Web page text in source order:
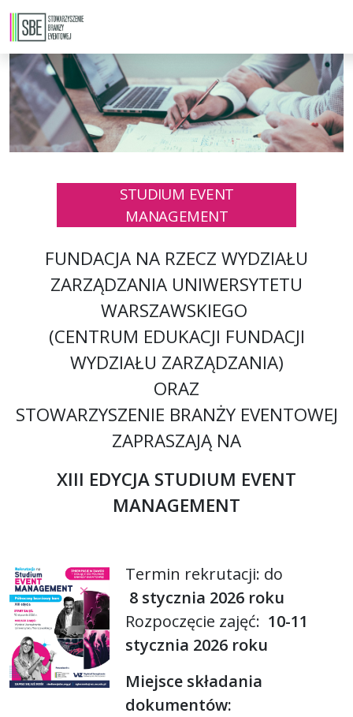
STUDIUM EVENT
MANAGEMENT
FUNDACJA NA RZECZ WYDZIAŁU
ZARZĄDZANIA UNIWERSYTETU
WARSZAWSKIEGO
(CENTRUM EDUKACJI FUNDACJI
WYDZIAŁU ZARZĄDZANIA)
ORAZ
STOWARZYSZENIE BRANŻY EVENTOWEJ
ZAPRASZAJĄ NA
XIII EDYCJA STUDIUM EVENT
MANAGEMENT
Termin rekrutacji: do
8 stycznia 2026 roku
Rozpoczęcie zajęć: 10-11
stycznia 2026 roku
Miejsce składania
dokumentów: